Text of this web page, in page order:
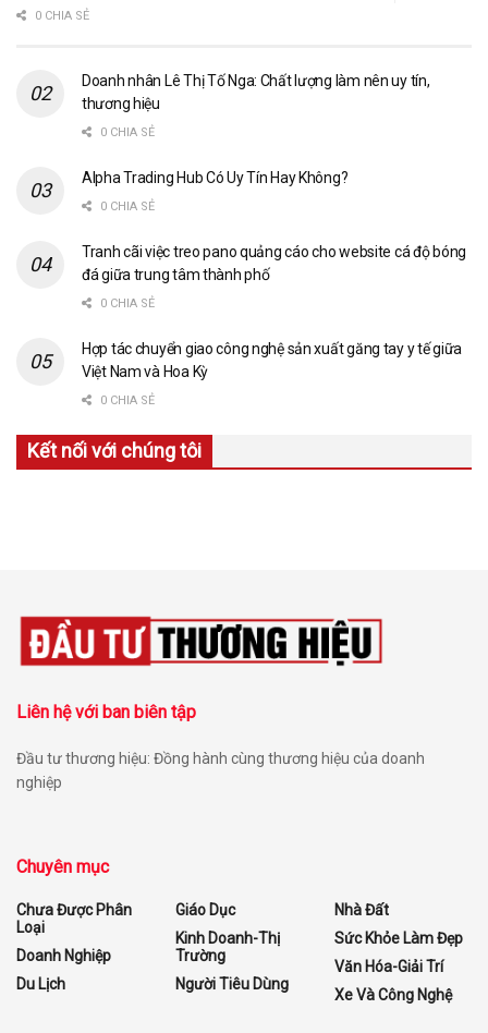
0 CHIA SẺ
Doanh nhân Lê Thị Tố Nga: Chất lượng làm nên uy tín,
thương hiệu
0 CHIA SẺ
Alpha Trading Hub Có Uy Tín Hay Không?
0 CHIA SẺ
Tranh cãi việc treo pano quảng cáo cho website cá độ bóng
đá giữa trung tâm thành phố
0 CHIA SẺ
Hợp tác chuyển giao công nghệ sản xuất găng tay y tế giữa
Việt Nam và Hoa Kỳ
0 CHIA SẺ
Kết nối với chúng tôi
Liên hệ với ban biên tập
Đầu tư thương hiệu: Đồng hành cùng thương hiệu của doanh
nghiệp
Chuyên mục
Chưa Được Phân
Loại
Doanh Nghiệp
Du Lịch
Giáo Dục
Kinh Doanh-Thị
Trường
Người Tiêu Dùng
Nhà Đất
Sức Khỏe Làm Đẹp
Văn Hóa-Giải Trí
Xe Và Công Nghệ